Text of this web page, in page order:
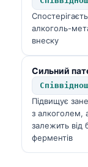
алкоголь-
внеску
Сильний
Підвищує
з алкоголем,
залежить від
ферментів